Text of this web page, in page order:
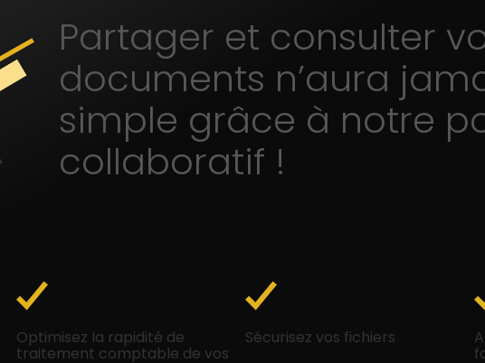
Partager et consulter
documents n’aura
simple grâce à notre
collaboratif !
Optimisez la rapidité de
traitement comptable de vos
Sécurisez vos fichiers